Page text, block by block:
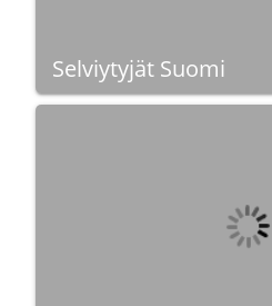
Selviytyjät Suomi